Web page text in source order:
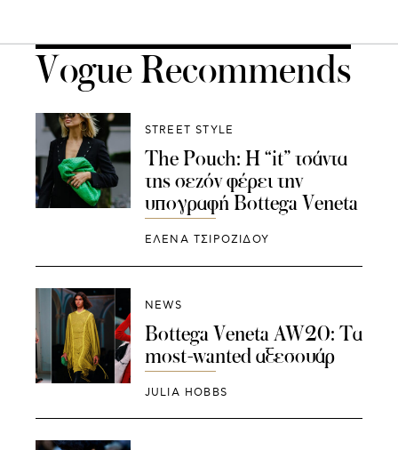
Vogue Recommends
STREET STYLE
The Pouch: Η “it” τσάντα
της σεζόν φέρει την
υπογραφή Bottega Veneta
ΈΛΕΝΑ ΤΣΙΡΟΖΊΔΟΥ
NEWS
Bottega Veneta AW20: Τα
most-wanted αξεσουάρ
JULIA HOBBS